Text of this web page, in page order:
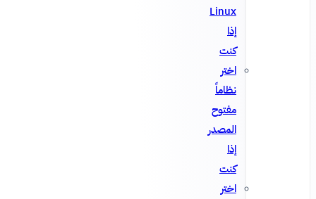
Linux
إذا
كنت
اختر
نظاماً
مفتوح
المصدر
إذا
كنت
اختر